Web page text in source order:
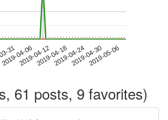
31
2019-04-062019-04-122019-04-182019-04-242019-04-302019-05-06
61 posts, 9 favorites)